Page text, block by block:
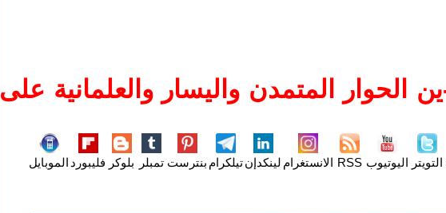
الحوار المتمدن واليسار والعلمانية على
التويتر اليوتيوب RSS الانستغرام لينكدإنتيلكرام بنترست تمبلر بلوكر فليبورد الموبايل